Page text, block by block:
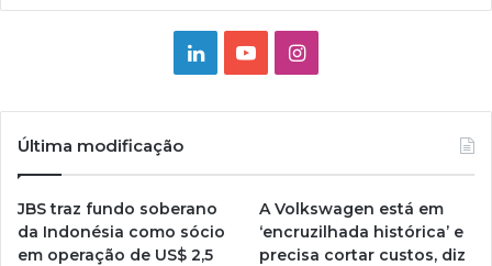
LinkedinYouTubeInstagram
Última modificação
JBS traz fundo soberano
da Indonésia como sócio
em operação de US$ 2,5
A Volkswagen está em
‘encruzilhada histórica’ e
precisa cortar custos, diz